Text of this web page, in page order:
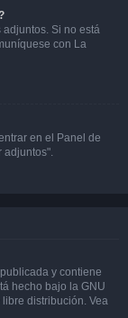
Si no está
con La
en el Panel de
adjuntos".
y contiene
hecho bajo la GNU
distribución. Vea